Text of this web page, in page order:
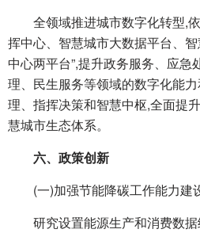
全领域推进城市数字化转型,依
挥中心、智慧城市大数据平台、
中心两平台”,提升政务服务、应急
理、民生服务等领域的数字化能
理、指挥决策和智慧中枢,全面提
慧城市生态体系。
六、政策创新
(一)加强节能降碳工作能力建
研究设置能源生产和消费数据